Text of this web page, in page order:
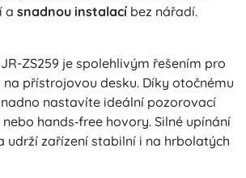
a snadnou instalacíbez nářadí.
JR-ZS259 je spolehlivým řešením pro
na přístrojovou desku. Díky otočnému
nastavíte ideální pozorovací
hands‑free hovory. Silné upínání
udrží zařízení stabilní i na hrbolatých